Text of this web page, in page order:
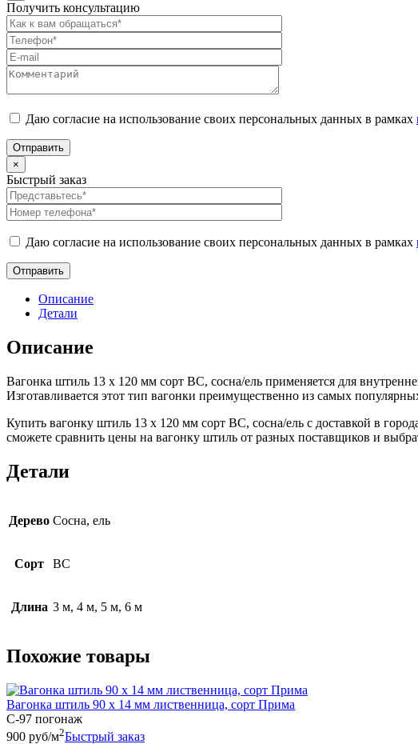
Получить консультацию
Даю согласие на использование своих персональных данных в рамках
×
Быстрый заказ
Даю согласие на использование своих персональных данных в рамках
Описание
Детали
Описание
Вагонка штиль 13 x 120 мм сорт BC, сосна/ель применяется для
Изготавливается этот тип вагонки преимущественно из самых
Купить вагонку штиль 13 x 120 мм сорт BC, сосна/ель с доставкой в
сможете сравнить цены на вагонку штиль от разных поставщиков и
Детали
Дерево Сосна, ель
Сорт BC
Длина 3 м, 4 м, 5 м, 6 м
Похожие товары
Вагонка штиль 90 х 14 мм лиственница, сорт Прима
C-97 погонаж
900 руб/м2Быстрый заказ